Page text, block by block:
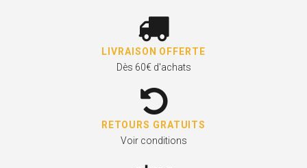
LIVRAISON OFFERTE
Dès 60€ d'achats
RETOURS GRATUITS
Voir conditions